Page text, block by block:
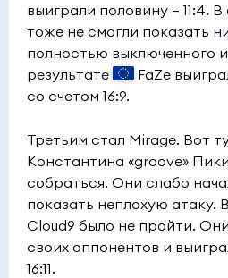
выиграли половину — 11:4.
тоже не смогли показать
полностью выключенного
результате
FaZe
со счетом 16:9.
Третьим стал Mirage. Вот
Константина «groove»
собраться. Они слабо
показать неплохую атаку.
Cloud9 было не пройти.
своих оппонентов и
16:11.